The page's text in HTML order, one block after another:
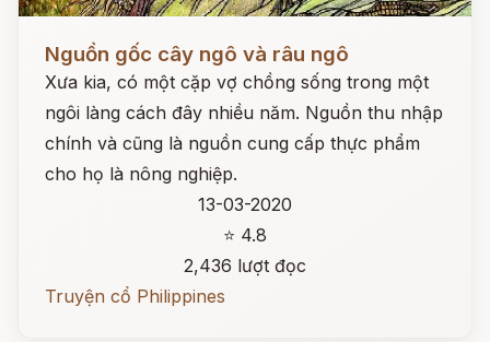
Đọc ngay
Nguồn gốc cây ngô và râu ngô
Xưa kia, có một cặp vợ chồng sống trong một
ngôi làng cách đây nhiều năm. Nguồn thu nhập
chính và cũng là nguồn cung cấp thực phẩm
cho họ là nông nghiệp.
13-03-2020
⭐ 4.8
2,436 lượt đọc
Truyện cổ Philippines